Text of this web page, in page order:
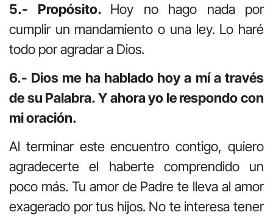
5.- Propósito. Hoy no hago nada por
cumplir un mandamiento o una ley. Lo haré
todo por agradar a Dios.
6.- Dios me ha hablado hoy a mí a través
de su Palabra. Y ahora yo le respondo con
mi oración.
Al terminar este encuentro contigo, quiero
agradecerte el haberte comprendido un
poco más. Tu amor de Padre te lleva al amor
exagerado por tus hijos. No te interesa tener